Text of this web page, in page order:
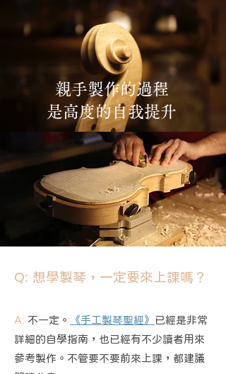
親手製作的過程
​是高度的自我提升
Q: 想學製琴，一定要來上課嗎？
A: 不一定。 《手工製琴聖經》 已經是非常
詳細的自學指南，也已經有不少讀者用來
參考製作。不管要不要前來上課，都建議